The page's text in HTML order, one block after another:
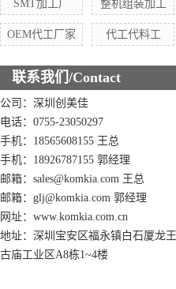
SMT加工厂 整机组装加工
OEM代工厂家 代工代料工
联系我们/Contact
公司：深圳创美佳
电话：0755-23050297
手机：18565608155 王总
手机：18926787155 郭经理
邮箱：sales@komkia.com 王总
邮箱：glj@komkia.com 郭经理
网址：www.komkia.com.cn
地址：深圳宝安区福永镇白石厦龙王
古庙工业区A8栋1~4楼